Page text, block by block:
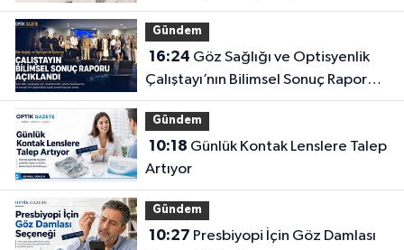
Gündem
16:24
Çalıştayı’nın Bilimsel Sonuç Raporu
Açıklandı
Gündem
10:18
Artıyor
Gündem
10:27